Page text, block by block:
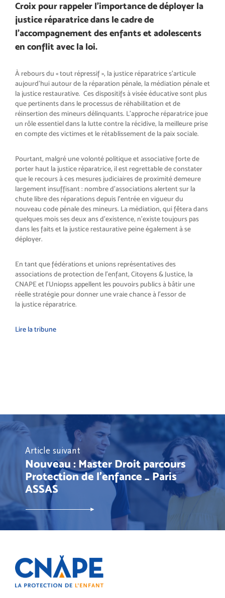
Croix pour rappeler l’importance de déployer la
justice réparatrice dans le cadre de
l’accompagnement des enfants et adolescents
en conflit avec la loi.
À rebours du « tout répressif », la justice réparatrice s’articule
aujourd’hui autour de la réparation pénale, la médiation pénale et
la justice restaurative. Ces dispositifs à visée éducative sont plus
que pertinents dans le processus de réhabilitation et de
réinsertion des mineurs délinquants. L’approche réparatrice joue
un rôle essentiel dans la lutte contre la récidive, la meilleure prise
en compte des victimes et le rétablissement de la paix sociale.
Pourtant, malgré une volonté politique et associative forte de
porter haut la justice réparatrice, il est regrettable de constater
que le recours à ces mesures judiciaires de proximité demeure
largement insuffisant : nombre d’associations alertent sur la
chute libre des réparations depuis l’entrée en vigueur du
nouveau code pénale des mineurs. La médiation, qui fêtera dans
quelques mois ses deux ans d’existence, n’existe toujours pas
dans les faits et la justice restaurative peine également à se
déployer.
En tant que fédérations et unions représentatives des
associations de protection de l’enfant, Citoyens & Justice, la
CNAPE et l’Uniopss appellent les pouvoirs publics à bâtir une
réelle stratégie pour donner une vraie chance à l’essor de
la justice réparatrice.
Lire la tribune
Article suivant
Nouveau : Master Droit parcours
Protection de l’enfance _ Paris
ASSAS